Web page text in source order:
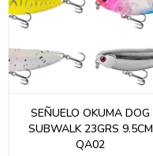
SEÑUELO OKUMA DOG
SUBWALK 23GRS 9.5CM
QA02